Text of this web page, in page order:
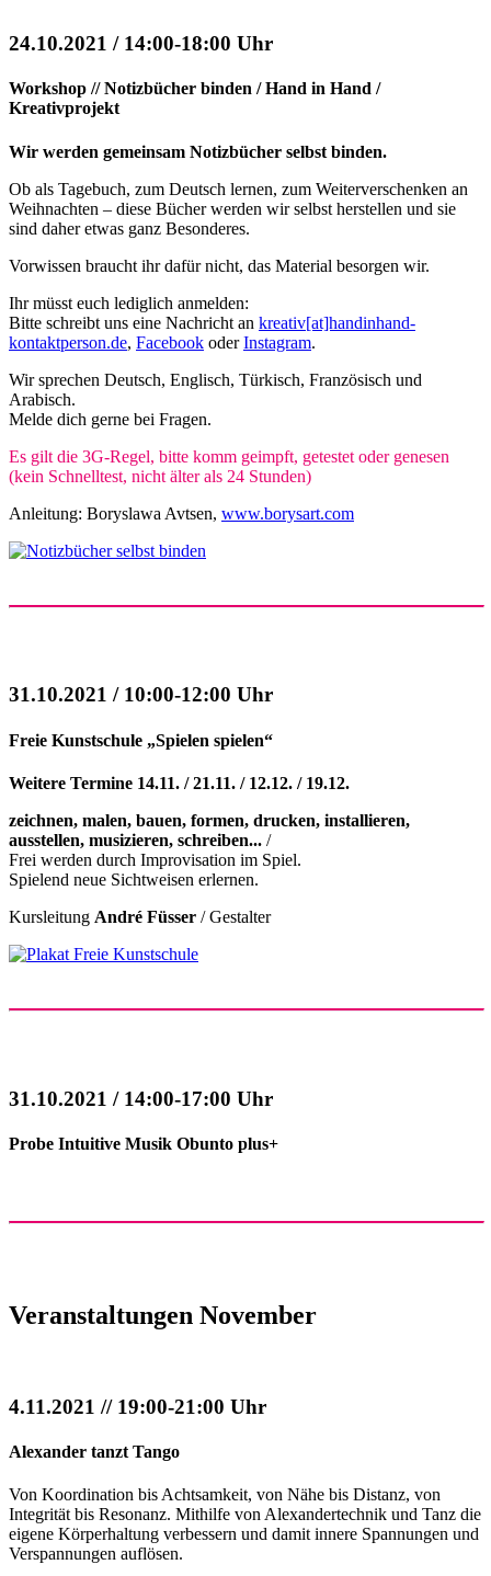
24.10.2021 / 14:00-18:00 Uhr
Workshop // Notizbücher binden / Hand in Hand /
Kreativprojekt
Wir werden gemeinsam Notizbücher selbst binden.
Ob als Tagebuch, zum Deutsch lernen, zum Weiterverschenken an
Weihnachten – diese Bücher werden wir selbst herstellen und sie
sind daher etwas ganz Besonderes.
Vorwissen braucht ihr dafür nicht, das Material besorgen wir.
Ihr müsst euch lediglich anmelden:
Bitte schreibt uns eine Nachricht an kreativ[at]handinhand-
kontaktperson.de, Facebook oderInstagram.
Wir sprechen Deutsch, Englisch, Türkisch, Französisch und
Arabisch.
Melde dich gerne bei Fragen.
Es gilt die 3G-Regel, bitte komm geimpft, getestet oder genesen
(kein Schnelltest, nicht älter als 24 Stunden)
Anleitung: Boryslawa Avtsen, www.borysart.com
31.10.2021 / 10:00-12:00 Uhr
Freie Kunstschule „Spielen spielen“
Weitere Termine 14.11. / 21.11. / 12.12. / 19.12.
zeichnen, malen, bauen, formen, drucken, installieren,
ausstellen, musizieren, schreiben... /
Frei werden durch Improvisation im Spiel.
Spielend neue Sichtweisen erlernen.
Kursleitung André Füsser / Gestalter
31.10.2021 / 14:00-17:00 Uhr
Probe Intuitive Musik Obunto plus+
Veranstaltungen November
4.11.2021 // 19:00-21:00 Uhr
Alexander tanzt Tango
Von Koordination bis Achtsamkeit, von Nähe bis Distanz, von
Integrität bis Resonanz. Mithilfe von Alexandertechnik und Tanz die
eigene Körperhaltung verbessern und damit innere Spannungen und
Verspannungen auflösen.